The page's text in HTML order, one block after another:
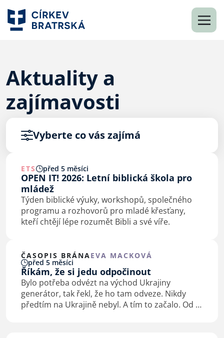
Aktuality a
zajímavosti
Vyberte co vás zajímá
ETS před 5 měsíci
OPEN IT! 2026: Letní biblická škola pro
mládež
Týden biblické výuky, workshopů, společného
programu a rozhovorů pro mladé křesťany,
kteří chtějí lépe rozumět Bibli a své víře.
ČASOPIS BRÁNAEVA MACKOVÁ
před 5 měsíci
Říkám, že si jedu odpočinout
Bylo potřeba odvézt na východ Ukrajiny
generátor, tak řekl, že ho tam odveze. Nikdy
předtím na Ukrajině nebyl. A tím to začalo. Od té